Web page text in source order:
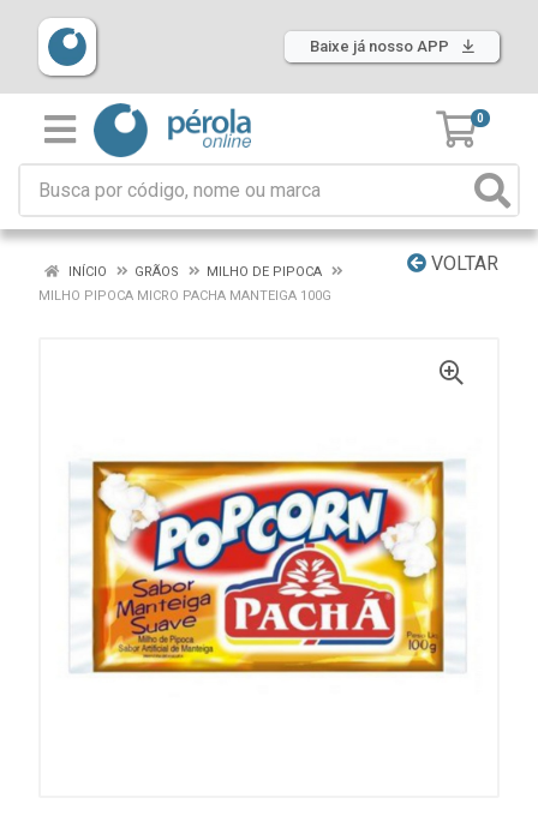
Baixe já nosso APP
0
VOLTAR
INÍCIO GRÃOS
MILHO DE PIPOCA
MILHO PIPOCA MICRO PACHA MANTEIGA 100G